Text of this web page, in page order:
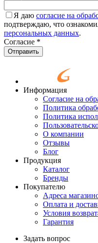
Я даю согласие на
подтверждаю, что
персональных данных.
Согласие *
Отправить
Информация
Согласие на
Политика
Политика
О компании
Отзывы
Блог
Продукция
Каталог
Бренды
Покупателю
Адреса
Оплата и
Условия
Гарантия
Задать вопрос